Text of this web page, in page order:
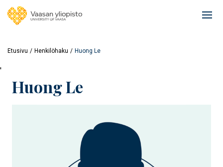
Etusivu Henkilöhaku Huong Le
'
Huong Le